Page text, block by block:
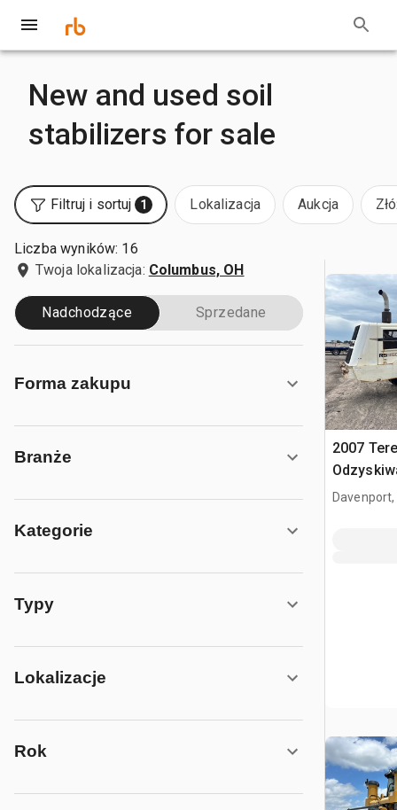
New and used soil
stabilizers for sale
Filtruj i sortuj 1 Lokalizacja Aukcja
Liczba wyników: 16
Twoja lokalizacja: Columbus, OH
Nadchodzące Sprzedane
Forma zakupu
Branże
Kategorie
Typy
Lokalizacje
Rok
2007
gleby
Davenport,